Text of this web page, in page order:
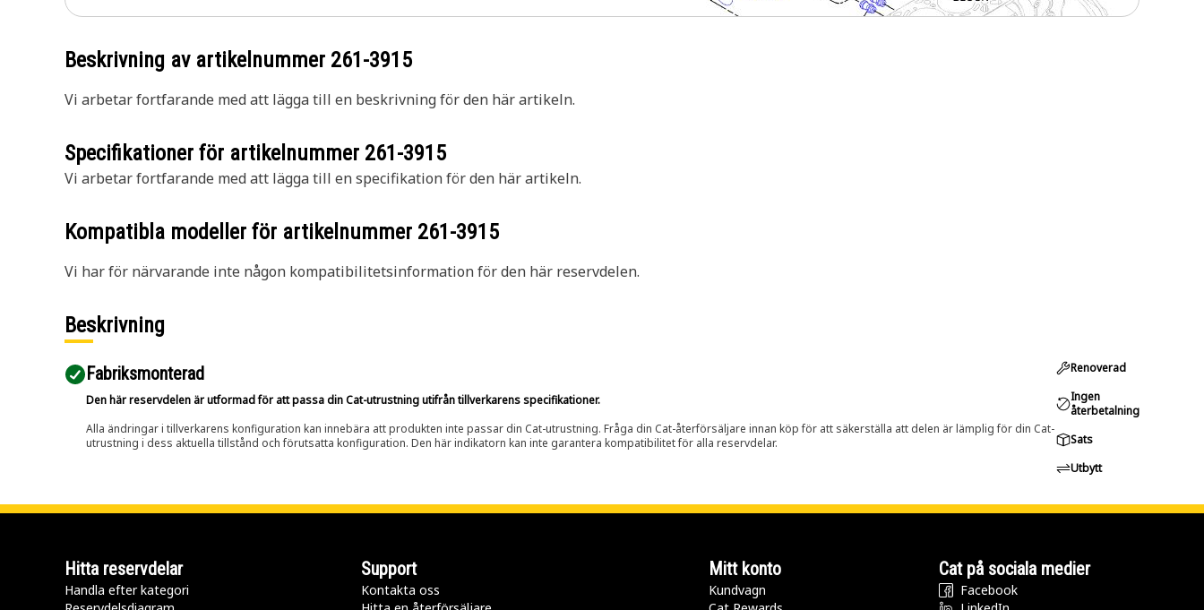
Beskrivning av artikelnummer 261-3915
Vi arbetar fortfarande med att lägga till en beskrivning för den här artikeln.
Specifikationer för artikelnummer 261-3915
Vi arbetar fortfarande med att lägga till en specifikation för den här artikeln.
Kompatibla modeller för artikelnummer 261-3915
Vi har för närvarande inte någon kompatibilitetsinformation för den här reservdelen.
Beskrivning
Fabriksmonterad
Den här reservdelen är utformad för att passa din Cat-utrustning utifrån tillverkarens specifikationer.
Alla ändringar i tillverkarens konfiguration kan innebära att produkten inte passar din Cat-utrustning. Fråga din Cat-återförsäljare innan köp för att säkerställa att delen är lämplig för din Cat-
utrustning i dess aktuella tillstånd och förutsatta konfiguration. Den här indikatorn kan inte garantera kompatibilitet för alla reservdelar.
Renoverad
Ingen
återbetalning
Sats
Utbytt
Hitta reservdelar
Handla efter kategori
Support
Kontakta oss
Mitt konto
Kundvagn
Cat på sociala medier
Facebook